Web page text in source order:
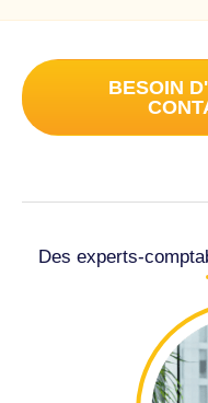
BESOIN
Des experts-